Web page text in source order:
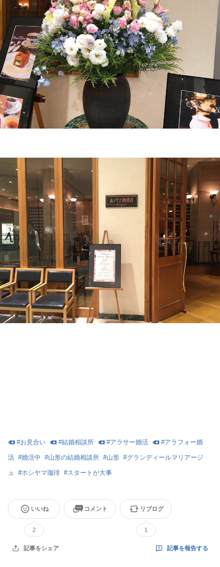
#お見合い #結婚相談所 #アラサー婚活 #アラフォー婚
活 #婚活中 #山形の結婚相談所 #山形 #グランディールマリアージ
ュ #ホシヤマ珈琲 #スタートが大事
いいね
2
コメント リブログ
1
記事をシェア 記事を報告する